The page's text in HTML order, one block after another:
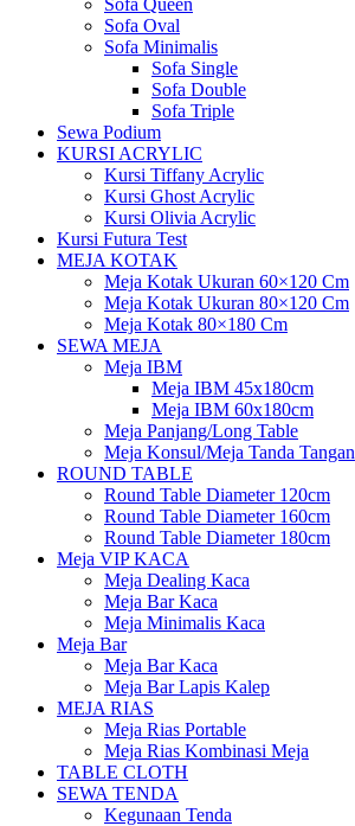
Sofa Queen
Sofa Oval
Sofa Minimalis
Sofa Single
Sofa Double
Sofa Triple
Sewa Podium
KURSI ACRYLIC
Kursi Tiffany Acrylic
Kursi Ghost Acrylic
Kursi Olivia Acrylic
Kursi Futura Test
MEJA KOTAK
Meja Kotak Ukuran 60×120 Cm
Meja Kotak Ukuran 80×120 Cm
Meja Kotak 80×180 Cm
SEWA MEJA
Meja IBM
Meja IBM 45x180cm
Meja IBM 60x180cm
Meja Panjang/Long Table
Meja Konsul/Meja Tanda Tangan
ROUND TABLE
Round Table Diameter 120cm
Round Table Diameter 160cm
Round Table Diameter 180cm
Meja VIP KACA
Meja Dealing Kaca
Meja Bar Kaca
Meja Minimalis Kaca
Meja Bar
Meja Bar Kaca
Meja Bar Lapis Kalep
MEJA RIAS
Meja Rias Portable
Meja Rias Kombinasi Meja
TABLE CLOTH
SEWA TENDA
Kegunaan Tenda